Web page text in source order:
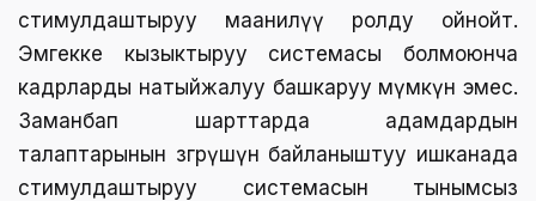
стимулдаштыруу маанилүү ролду ойнойт.
Эмгекке кызыктыруу системасы болмоюнча
кадрларды натыйжалуу башкаруу мүмкүн эмес.
Заманбап шарттарда адамдардын
талаптарынын өзгөрүшүнө байланыштуу ишканада
стимулдаштыруу системасын тынымсыз